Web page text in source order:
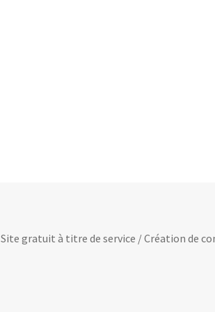
Site gratuit à titre de service / Création de